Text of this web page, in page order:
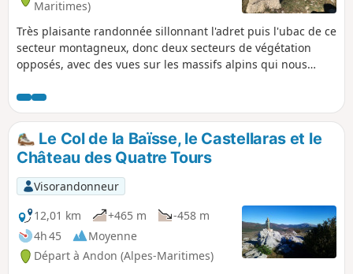
Maritimes)
Très plaisante randonnée sillonnant l'adret puis l'ubac de ce
secteur montagneux, donc deux secteurs de végétation
opposés, avec des vues sur les massifs alpins qui nous
Le Col de la Baïsse, le Castellaras et le
Château des Quatre Tours
Visorandonneur
12,01 km
+465 m
-458 m
4h 45
Moyenne
Départ à Andon (Alpes-Maritimes)